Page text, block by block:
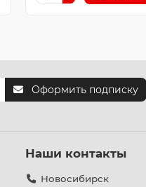
Оформить подписку
Наши контакты
Новосибирск